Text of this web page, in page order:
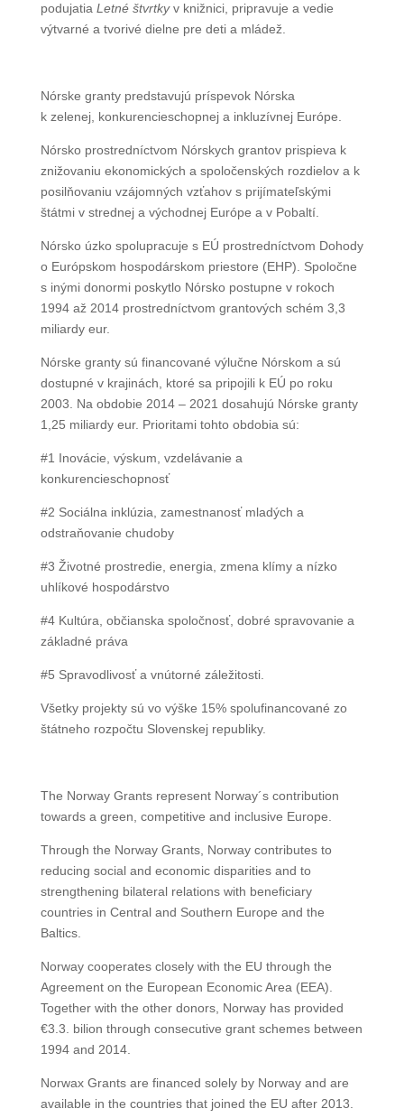
podujatia Letné štvrtkyv knižnici, pripravuje a vedie
výtvarné a tvorivé dielne pre deti a mládež.
Nórske granty predstavujú príspevok Nórska
k zelenej, konkurencieschopnej a inkluzívnej Európe.
Nórsko prostredníctvom Nórskych grantov prispieva k
znižovaniu ekonomických a spoločenských rozdielov a k
posilňovaniu vzájomných vzťahov s prijímateľskými
štátmi v strednej a východnej Európe a v Pobaltí.
Nórsko úzko spolupracuje s EÚ prostredníctvom Dohody
o Európskom hospodárskom priestore (EHP). Spoločne
s inými donormi poskytlo Nórsko postupne v rokoch
1994 až 2014 prostredníctvom grantových schém 3,3
miliardy eur.
Nórske granty sú financované výlučne Nórskom a sú
dostupné v krajinách, ktoré sa pripojili k EÚ po roku
2003. Na obdobie 2014 – 2021 dosahujú Nórske granty
1,25 miliardy eur. Prioritami tohto obdobia sú:
#1 Inovácie, výskum, vzdelávanie a
konkurencieschopnosť
#2 Sociálna inklúzia, zamestnanosť mladých a
odstraňovanie chudoby
#3 Životné prostredie, energia, zmena klímy a nízko
uhlíkové hospodárstvo
#4 Kultúra, občianska spoločnosť, dobré spravovanie a
základné práva
#5 Spravodlivosť a vnútorné záležitosti.
Všetky projekty sú vo výške 15% spolufinancované zo
štátneho rozpočtu Slovenskej republiky.
The Norway Grants represent Norway´s contribution
towards a green, competitive and inclusive Europe.
Through the Norway Grants, Norway contributes to
reducing social and economic disparities and to
strengthening bilateral relations with beneficiary
countries in Central and Southern Europe and the
Baltics.
Norway cooperates closely with the EU through the
Agreement on the European Economic Area (EEA).
Together with the other donors, Norway has provided
€3.3. bilion through consecutive grant schemes between
1994 and 2014.
Norwax Grants are financed solely by Norway and are
available in the countries that joined the EU after 2013.